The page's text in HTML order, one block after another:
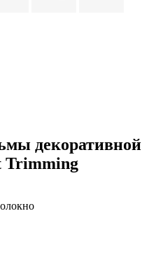
декоративной
Trimming